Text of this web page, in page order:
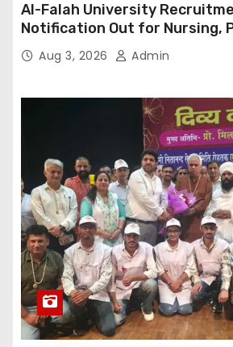
Al-Falah University
Notification Out for Nursing,
Supporting Staff Posts, Apply
Aug 3, 2026 Admin